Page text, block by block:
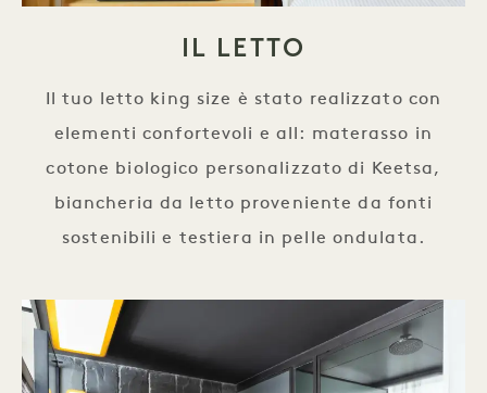
IL LETTO
Il tuo letto king size è stato realizzato con
elementi confortevoli e all: materasso in
cotone biologico personalizzato di Keetsa,
biancheria da letto proveniente da fonti
sostenibili e testiera in pelle ondulata.